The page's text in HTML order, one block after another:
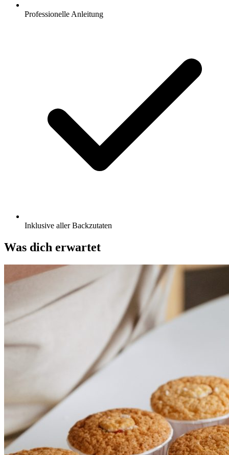
Professionelle Anleitung
Inklusive aller Backzutaten
Was dich erwartet